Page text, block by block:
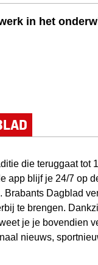
in het
die teruggaat tot
app blijf je 24/7 op
Brabants Dagblad
te brengen.
je je bovendien
nieuws,